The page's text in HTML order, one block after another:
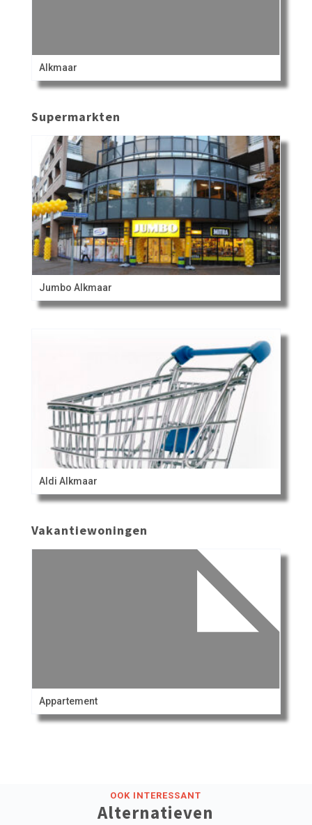
Alkmaar
Supermarkten
Jumbo Alkmaar
Aldi Alkmaar
Vakantiewoningen
Appartement
OOK INTERESSANT
Alternatieven